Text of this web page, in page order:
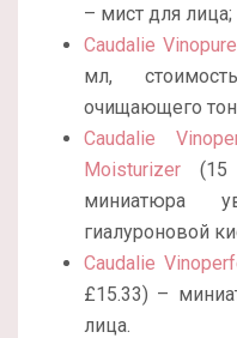
– мист для лица;
Caudalie
мл,
очищающего
Caudalie
Moisturizer (15
миниатюра
гиалуроновой
Caudalie
£15.33) –
лица.